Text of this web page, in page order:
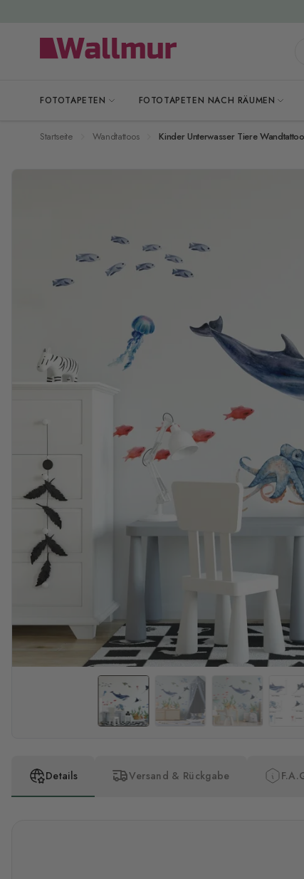
FOTOTAPETEN FOTOTAPETEN NACH RÄUMEN
Startseite Wandtattoos Kinder Unterwasser Tiere Wandtattoo
Details Versand & Rückgabe